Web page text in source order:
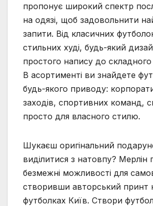
пропонує широкий спектр
на одязі, щоб задовольнити
запити. Від класичних
стильних худі, будь-який
простого напису до
В асортименті ви знайдете
будь-якого приводу:
заходів, спортивних команд,
просто для власного стилю.
Шукаєш оригінальний
виділитися з натовпу? Мерлін
безмежні можливості для
створивши авторський принт
футболках Київ. Створи